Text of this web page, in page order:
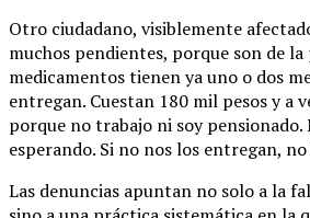
Otro ciudadano, visiblemente
muchos pendientes, porque son de la
medicamentos tienen ya uno o dos
entregan. Cuestan 180 mil pesos y a
porque no trabajo ni soy pensionado.
esperando. Si no nos los entregan, no
Las denuncias apuntan no solo a la